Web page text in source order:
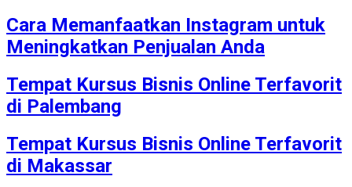
Cara Memanfaatkan Instagram untuk
Meningkatkan Penjualan Anda
Tempat Kursus Bisnis Online Terfavorit
di Palembang
Tempat Kursus Bisnis Online Terfavorit
di Makassar